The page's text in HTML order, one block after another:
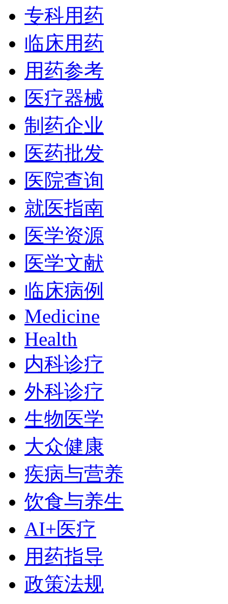
专科用药
临床用药
用药参考
医疗器械
制药企业
医药批发
医院查询
就医指南
医学资源
医学文献
临床病例
Medicine
Health
内科诊疗
外科诊疗
生物医学
大众健康
疾病与营养
饮食与养生
AI+医疗
用药指导
政策法规